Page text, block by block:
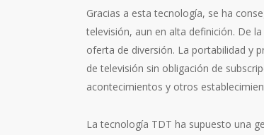
Gracias a esta tecnología, se ha
televisión, aun en alta definición. De
oferta de diversión. La portabilidad y
de televisión sin obligación de
acontecimientos y otros
La tecnología TDT ha supuesto una